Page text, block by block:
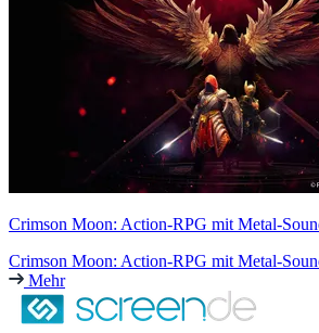
Crimson Moon: Action-RPG mit Metal-
Crimson Moon: Action-RPG mit Metal-
Mehr